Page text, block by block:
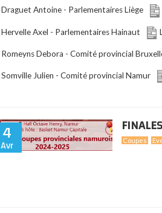
Draguet Antoine - Parlementaires Liège
Hervelle Axel - Parlementaires Hainaut
Romeyns Debora - Comité provincial
Somville Julien - Comité provincial Namur
4
Avr Coupes